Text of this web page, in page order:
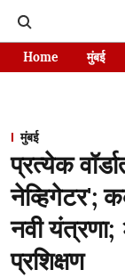
Home मुंबई
मुंबई
प्रत्येक
नेव्हिगेटर';
नवी यंत्रणा;
प्रशिक्षण